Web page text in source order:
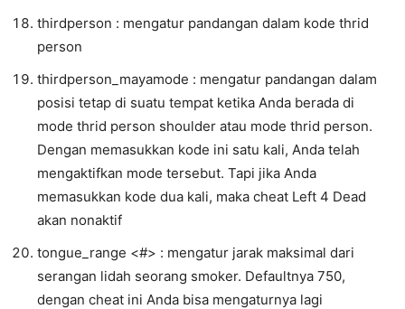
thirdperson : mengatur pandangan dalam kode thrid
person
thirdperson_mayamode : mengatur pandangan dalam
posisi tetap di suatu tempat ketika Anda berada di
mode thrid person shoulder atau mode thrid person.
Dengan memasukkan kode ini satu kali, Anda telah
mengaktifkan mode tersebut. Tapi jika Anda
memasukkan kode dua kali, maka cheat Left 4 Dead
akan nonaktif
tongue_range <#> : mengatur jarak maksimal dari
serangan lidah seorang smoker. Defaultnya 750,
dengan cheat ini Anda bisa mengaturnya lagi